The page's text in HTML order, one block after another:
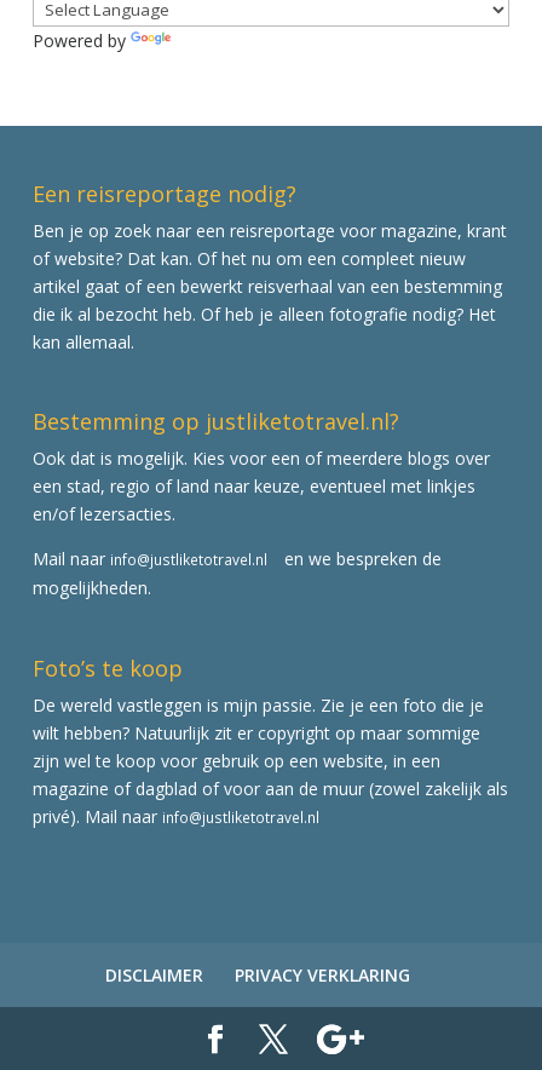
Powered by
Een reisreportage nodig?
Ben je op zoek naar een reisreportage voor magazine, krant
of website? Dat kan. Of het nu om een compleet nieuw
artikel gaat of een bewerkt reisverhaal van een bestemming
die ik al bezocht heb. Of heb je alleen fotografie nodig? Het
kan allemaal.
Bestemming op justliketotravel.nl?
Ook dat is mogelijk. Kies voor een of meerdere blogs over
een stad, regio of land naar keuze, eventueel met linkjes
en/of lezersacties.
Mail naar info@justliketotravel.nl
en we bespreken de
mogelijkheden.
Foto’s te koop
De wereld vastleggen is mijn passie. Zie je een foto die je
wilt hebben? Natuurlijk zit er copyright op maar sommige
zijn wel te koop voor gebruik op een website, in een
magazine of dagblad of voor aan de muur (zowel zakelijk als
privé). Mail naar info@justliketotravel.nl
DISCLAIMER PRIVACY VERKLARING